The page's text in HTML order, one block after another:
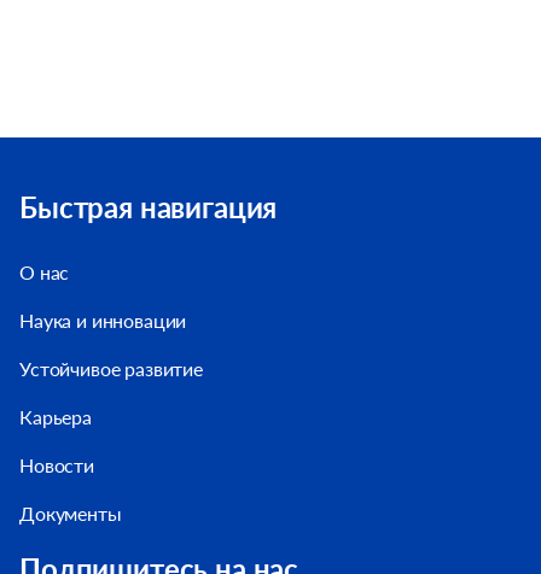
Быстрая навигация
О нас
Наука и инновации
Устойчивое развитие
Карьера
Новости
Документы